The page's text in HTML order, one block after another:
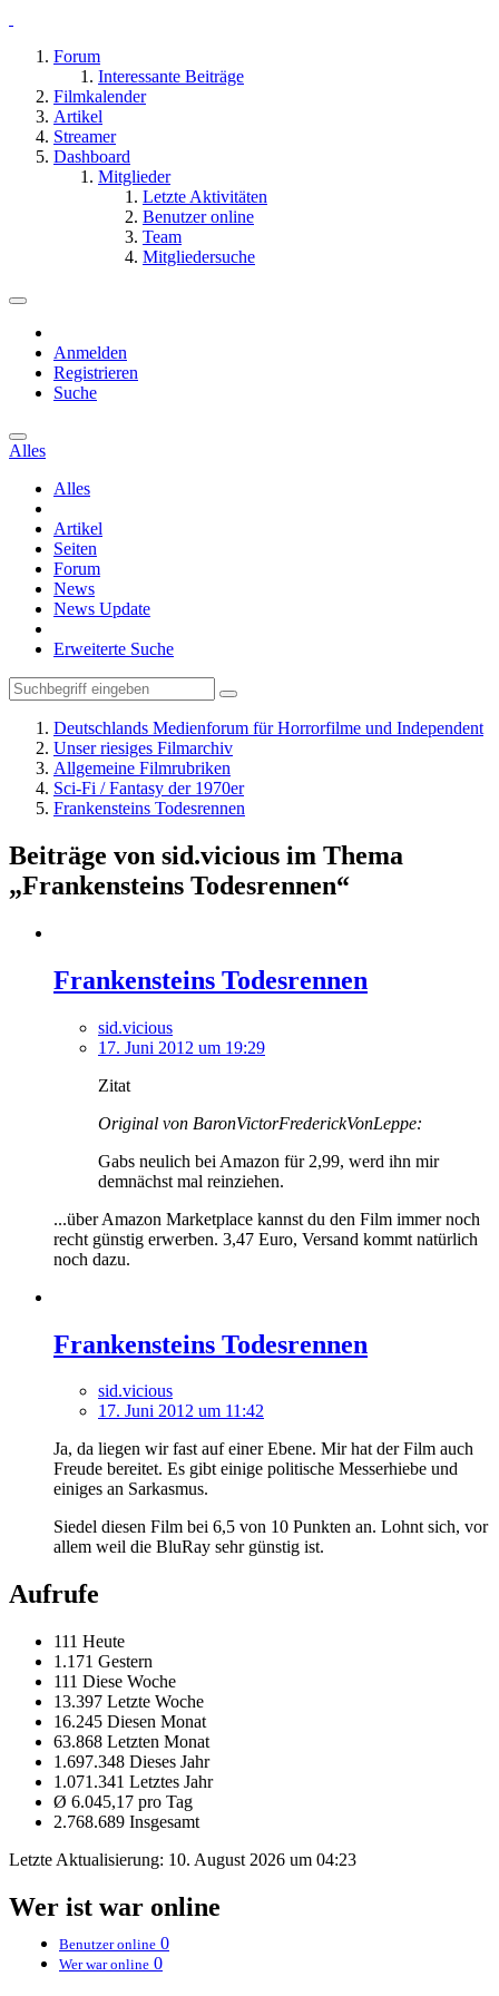
Forum
Interessante Beiträge
Filmkalender
Artikel
Streamer
Dashboard
Mitglieder
Letzte Aktivitäten
Benutzer online
Team
Mitgliedersuche
Anmelden
Registrieren
Suche
Alles
Alles
Artikel
Seiten
Forum
News
News Update
Erweiterte Suche
Deutschlands Medienforum für Horrorfilme und Independent
Unser riesiges Filmarchiv
Allgemeine Filmrubriken
Sci-Fi / Fantasy der 1970er
Frankensteins Todesrennen
Beiträge von sid.vicious im Thema
„Frankensteins Todesrennen“
Frankensteins Todesrennen
sid.vicious
17. Juni 2012 um 19:29
Zitat
Original von BaronVictorFrederickVonLeppe:
Gabs neulich bei Amazon für 2,99, werd ihn mir
demnächst mal reinziehen.
...über Amazon Marketplace kannst du den Film immer noch
recht günstig erwerben. 3,47 Euro, Versand kommt natürlich
noch dazu.
Frankensteins Todesrennen
sid.vicious
17. Juni 2012 um 11:42
Ja, da liegen wir fast auf einer Ebene. Mir hat der Film auch
Freude bereitet. Es gibt einige politische Messerhiebe und
einiges an Sarkasmus.
Siedel diesen Film bei 6,5 von 10 Punkten an. Lohnt sich, vor
allem weil die BluRay sehr günstig ist.
Aufrufe
111 Heute
1.171 Gestern
111 Diese Woche
13.397 Letzte Woche
16.245 Diesen Monat
63.868 Letzten Monat
1.697.348 Dieses Jahr
1.071.341 Letztes Jahr
Ø 6.045,17 pro Tag
2.768.689 Insgesamt
Letzte Aktualisierung: 10. August 2026 um 04:23
Wer ist war online
Benutzer online 0
Wer war online 0